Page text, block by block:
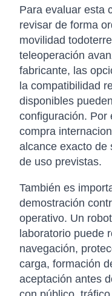
Para evaluar esta
revisar de forma
movilidad
teleoperación
fabricante, las
la compatibilidad
disponibles
configuración. Por
compra
alcance exacto de
de uso previstas.
También es
demostración
operativo. Un
laboratorio puede
navegación,
carga, formación
aceptación antes